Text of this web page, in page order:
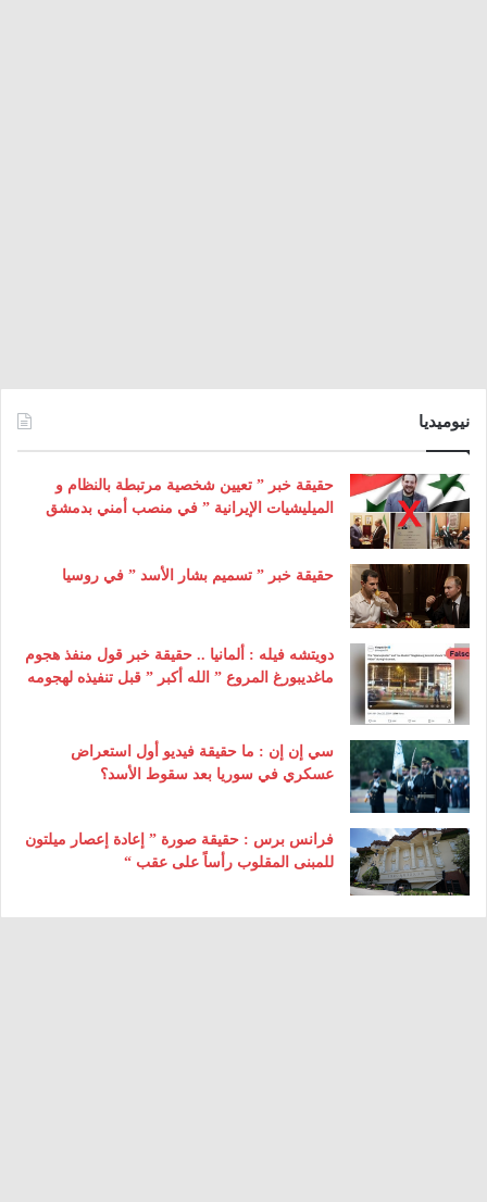
نيوميديا
حقيقة خبر ” تعيين شخصية مرتبطة بالنظام و
الميليشيات الإيرانية ” في منصب أمني بدمشق
حقيقة خبر ” تسميم بشار الأسد ” في روسيا
دويتشه فيله : ألمانيا .. حقيقة خبر قول منفذ هجوم
ماغديبورغ المروع ” الله أكبر ” قبل تنفيذه لهجومه
سي إن إن : ما حقيقة فيديو أول استعراض
عسكري في سوريا بعد سقوط الأسد؟
فرانس برس : حقيقة صورة ” إعادة إعصار ميلتون
للمبنى المقلوب رأساً على عقب “